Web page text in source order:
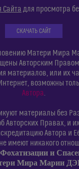
Сайта для просмотра
СКАЧАТЬ САЙТ
Матери Мира
Авторским
материалов, или их
возможны
Автора.
материалы без
Авторских Правах, и
Автора и
имеют никакого
и
Мира Марии